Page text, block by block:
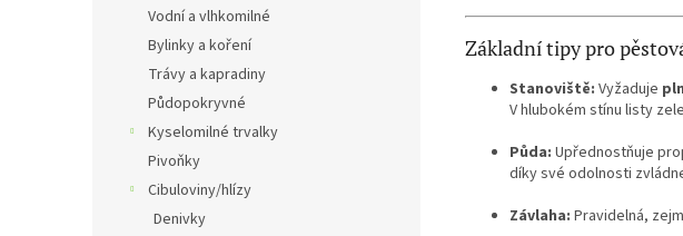
Vodní a vlhkomilné
Bylinky a koření
Trávy a kapradiny
Půdopokryvné
Kyselomilné trvalky
Pivoňky
Cibuloviny/hlízy
Denivky
Základní tipy pro
Stanoviště: Vyžaduje
V hlubokém stínu listy
Půda: Upřednostňuje
díky své odolnosti
Závlaha: Pravidelná,